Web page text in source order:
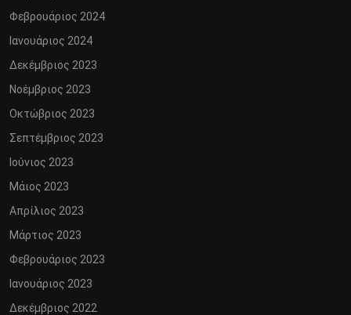
Φεβρουάριος 2024
Ιανουάριος 2024
Δεκέμβριος 2023
Νοέμβριος 2023
Οκτώβριος 2023
Σεπτέμβριος 2023
Ιούνιος 2023
Μάιος 2023
Απρίλιος 2023
Μάρτιος 2023
Φεβρουάριος 2023
Ιανουάριος 2023
Δεκέμβριος 2022